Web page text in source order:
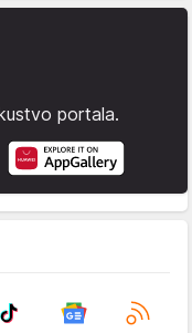
portala.